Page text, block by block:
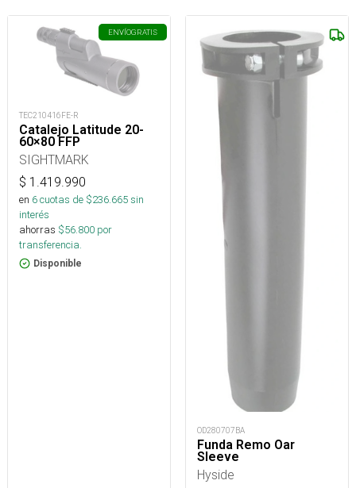
ENVÍOGRATIS
TEC210416FE-R
Catalejo Latitude 20-
60×80 FFP
SIGHTMARK
$ 1.419.990
en 6cuotas de $236.665sin
interés
ahorras $56.800 por
transferencia.
Disponible
OD280707BA
Funda Remo Oar
Sleeve
Hyside